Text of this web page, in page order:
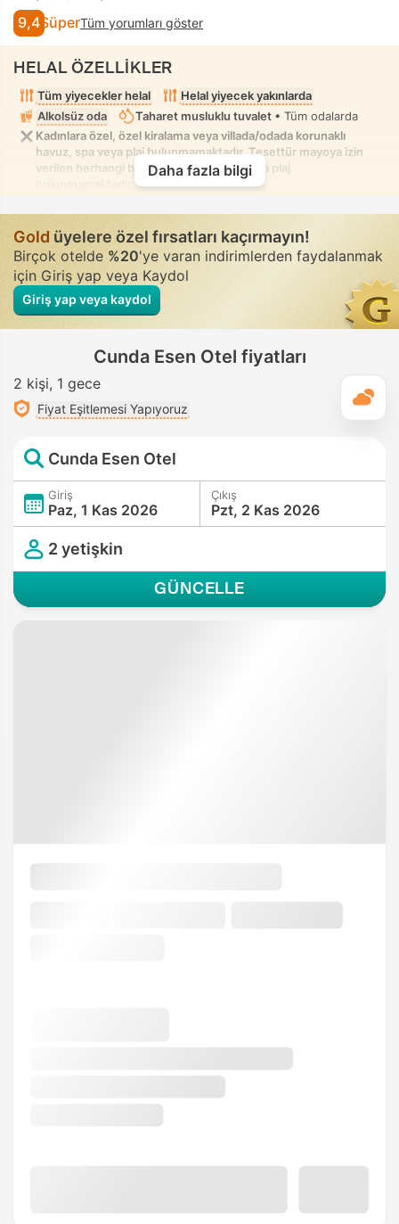
9,4 SüperTüm yorumları göster
HELAL ÖZELLİKLER
Tüm yiyecekler helal
Helal yiyecek yakınlarda
Alkolsüz oda
Taharet musluklu tuvalet • Tüm odalarda
Kadınlara özel, özel kiralama veya villada/odada korunaklı
havuz, spa veya plaj bulunmamaktadır. Tesettür mayoya izin
verilen herhangi bir karışık havuz, spa veya plaj
Daha fazla bilgi
Goldüyelere özel fırsatları kaçırmayın!
Birçok otelde%20'ye varan indirimlerden faydalanmak
için Giriş yap veya Kaydol
Giriş yap veya kaydol
Cunda Esen Otel fiyatları
2 kişi 1 gece
Fiyat Eşitlemesi Yapıyoruz
Cunda Esen Otel
Giriş
Paz, 1 Kas 2026
Çıkış
Pzt, 2 Kas 2026
2 yetişkin
GÜNCELLE